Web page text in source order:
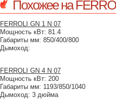
Похожее на
FERROLI GN 1 N 07
Мощность кВт: 81.4
Габариты мм: 850/400/800
Дымоход:
FERROLI GN 4 N 07
Мощность кВт: 200
Габариты мм: 1193/850/1040
Дымоход: 3 дюйма